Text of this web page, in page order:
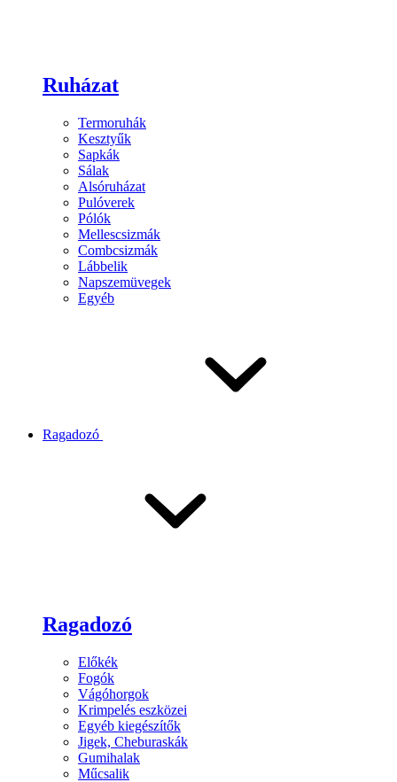
Ruházat
Termoruhák
Kesztyűk
Sapkák
Sálak
Alsóruházat
Pulóverek
Pólók
Mellescsizmák
Combcsizmák
Lábbelik
Napszemüvegek
Egyéb
Ragadozó
Ragadozó
Előkék
Fogók
Vágóhorgok
Krimpelés eszközei
Egyéb kiegészítők
Jigek, Cheburaskák
Gumihalak
Műcsalik